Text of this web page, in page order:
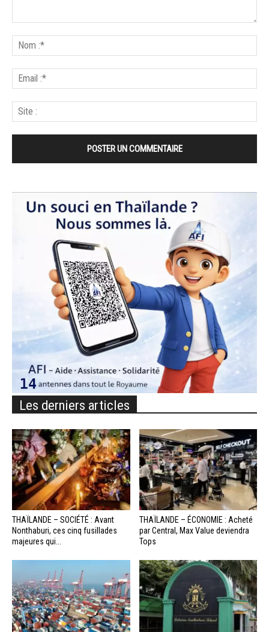
Les derniers articles
THAÏLANDE – SOCIÉTÉ : Avant
Nonthaburi, ces cinq fusillades
majeures qui...
THAÏLANDE – ÉCONOMIE : Acheté
par Central, Max Value deviendra
Tops